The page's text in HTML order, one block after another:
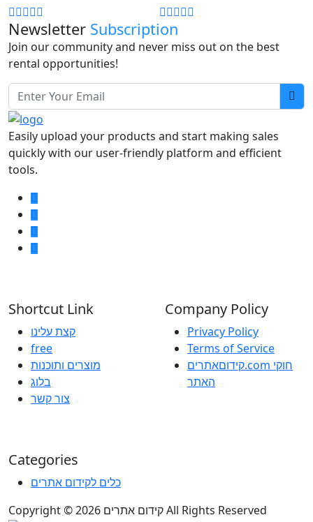
Newsletter Subscription
Join our community and never miss out on the best
rental opportunities!
Easily upload your products and start making sales
quickly with our user-friendly platform and efficient
tools.
Shortcut Link
קצת עלינו
free
מוצרים ותוכנות
בלוג
צור קשר
Company Policy
Privacy Policy
Terms of Service
קידוםאתרים.com חוקי
האתר
Categories
כלים לקידום אתרים
Copyright © 2026 קידום אתרים All Rights Reserved